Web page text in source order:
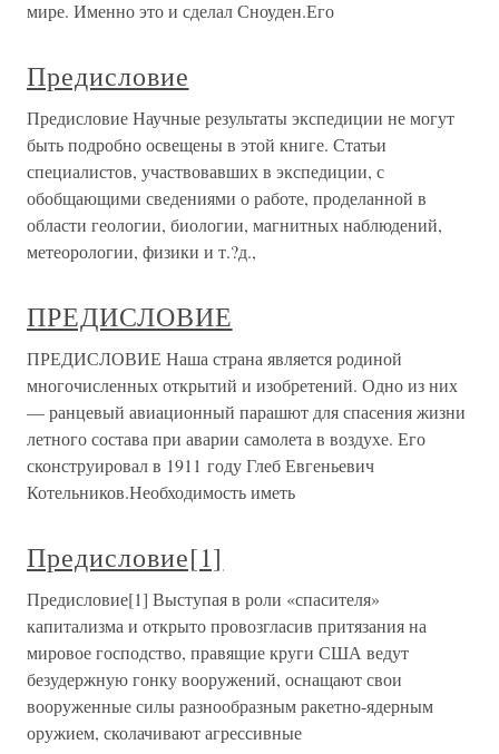
мире. Именно это и сделал Сноуден.Его
Предисловие
Предисловие Научные результаты экспедиции не могут
быть подробно освещены в этой книге. Статьи
специалистов, участвовавших в экспедиции, с
обобщающими сведениями о работе, проделанной в
области геологии, биологии, магнитных наблюдений,
метеорологии, физики и т.?д.,
ПРЕДИСЛОВИЕ
ПРЕДИСЛОВИЕ Наша страна является родиной
многочисленных открытий и изобретений. Одно из них
— ранцевый авиационный парашют для спасения жизни
летного состава при аварии самолета в воздухе. Его
сконструировал в 1911 году Глеб Евгеньевич
Котельников.Необходимость иметь
Предисловие[1]
Предисловие[1] Выступая в роли «спасителя»
капитализма и открыто провозгласив притязания на
мировое господство, правящие круги США ведут
безудержную гонку вооружений, оснащают свои
вооруженные силы разнообразным ракетно-ядерным
оружием, сколачивают агрессивные